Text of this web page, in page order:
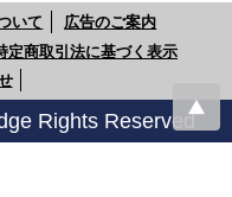
いて
広告のご案内
定商取引法に基づく表示
Rights Reserved